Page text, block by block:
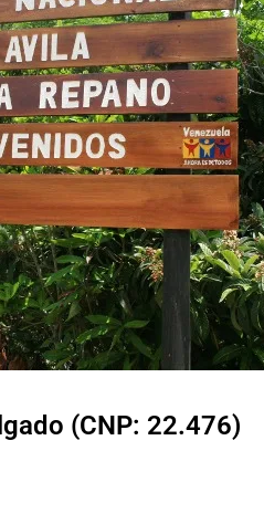
(CNP: 22.476)